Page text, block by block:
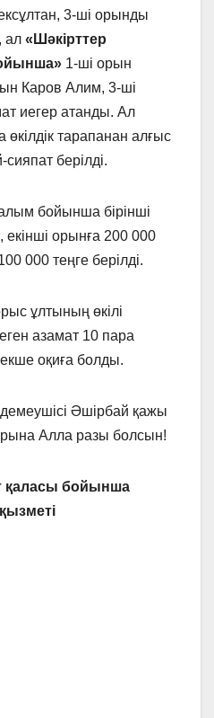
3-ші орынды
ал «Шәкірттер
1-ші орын
Каров Алим, 3-ші
иегер атанды. Ал
тарапанан алғыс
берілді.
бойынша бірінші
орынға 200 000
000 теңге берілді.
ұлтының өкілі
азамат 10 пара
оқиға болды.
Әшірбай қажы
Алла разы болсын!
бойынша